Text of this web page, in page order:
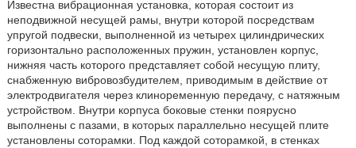
Известна вибрационная установка, которая состоит из
неподвижной несущей рамы, внутри которой посредствам
упругой подвески, выполненной из четырех цилиндрических
горизонтально расположенных пружин, установлен корпус,
нижняя часть которого представляет собой несущую плиту,
снабженную вибровозбудителем, приводимым в действие от
электродвигателя через клиноременную передачу, с натяжным
устройством. Внутри корпуса боковые стенки поярусно
выполнены с пазами, в которых параллельно несущей плите
установлены соторамки. Под каждой соторамкой, в стенках